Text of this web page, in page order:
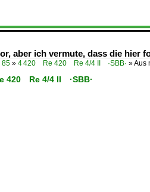
aber ich vermute, dass die hier
85 » 4 420 Re 420 Re 4/4 II ·SBB· »Aus
420 Re 4/4 II ·SBB·